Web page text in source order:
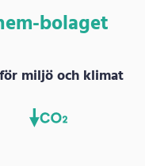
bolaget
miljö och klimat